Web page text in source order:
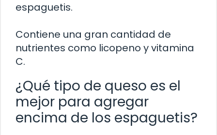
espaguetis.
Contiene una gran cantidad de
nutrientes como licopeno y vitamina
C.
¿Qué tipo de queso es el
mejor para agregar
encima de los espaguetis?